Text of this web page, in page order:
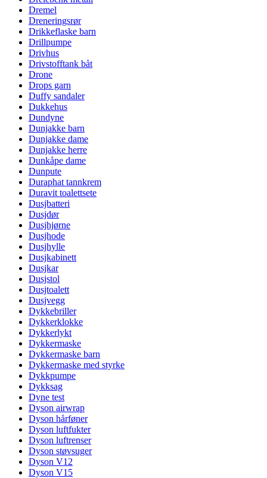
Dremel
Dreneringsrør
Drikkeflaske barn
Drillpumpe
Drivhus
Drivstofftank båt
Drone
Drops garn
Duffy sandaler
Dukkehus
Dundyne
Dunjakke barn
Dunjakke dame
Dunjakke herre
Dunkåpe dame
Dunpute
Duraphat tannkrem
Duravit toalettsete
Dusjbatteri
Dusjdør
Dusjhjørne
Dusjhode
Dusjhylle
Dusjkabinett
Dusjkar
Dusjstol
Dusjtoalett
Dusjvegg
Dykkebriller
Dykkerklokke
Dykkerlykt
Dykkermaske
Dykkermaske barn
Dykkermaske med styrke
Dykkpumpe
Dykksag
Dyne test
Dyson airwrap
Dyson hårføner
Dyson luftfukter
Dyson luftrenser
Dyson støvsuger
Dyson V12
Dyson V15